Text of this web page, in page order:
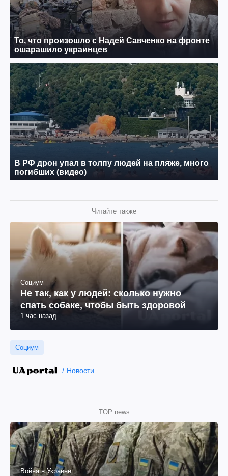
Читайте также
Социум
Не так, как у людей: сколько нужно
спать собаке, чтобы быть здоровой
1 час назад
Социум
Новости
TOP news
Война в Украине